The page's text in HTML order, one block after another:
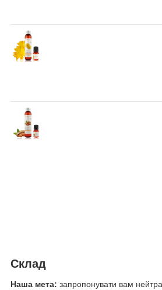
Склад
Наша мета: запропонувати вам